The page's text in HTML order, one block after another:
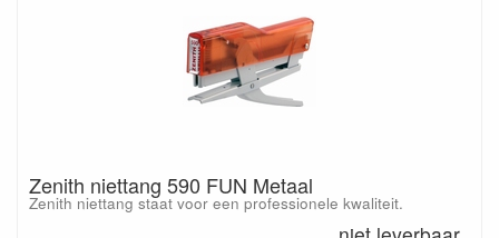
Zenith niettang 590 FUN Metaal
Zenith niettang staat voor een professionele kwaliteit.